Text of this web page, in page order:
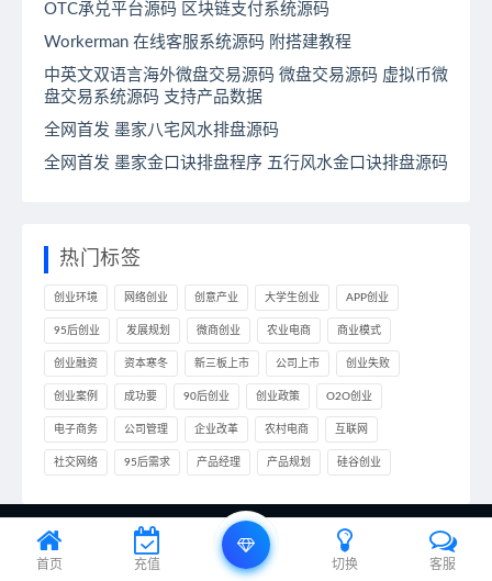
OTC承兑平台源码 区块链支付系统源码
Workerman 在线客服系统源码 附搭建教程
中英文双语言海外微盘交易源码 微盘交易源码 虚拟币微
盘交易系统源码 支持产品数据
全网首发 墨家八宅风水排盘源码
全网首发 墨家金口诀排盘程序 五行风水金口诀排盘源码
热门标签
创业环境 网络创业 创意产业 大学生创业 APP创业
95后创业 发展规划 微商创业 农业电商 商业模式
创业融资 资本寒冬 新三板上市 公司上市 创业失败
创业案例 成功要 90后创业 创业政策 O2O创业
电子商务 公司管理 企业改革 农村电商 互联网
社交网络 95后需求 产品经理 产品规划 硅谷创业
© 2020 ideall.cn & All rights reserved. 本站托管于：
编程笔记
首页 充值 切换 客服